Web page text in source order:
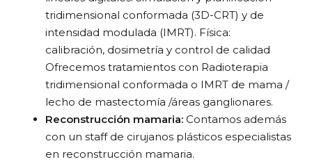
tridimensional conformada (3D-CRT) y de
intensidad modulada (IMRT). Física:
calibración, dosimetría y control de calidad
Ofrecemos tratamientos con Radioterapia
tridimensional conformada o IMRT de mama /
lecho de mastectomía /áreas ganglionares.
Reconstrucción mamaria: Contamos además
con un staff de cirujanos plásticos especialistas
en reconstrucción mamaria.